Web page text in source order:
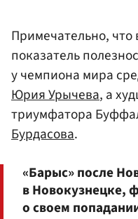
Примечательно,
показатель
у чемпиона мира
Юрия Урычева, а
триумфатора
Бурдасова.
«Барыс» после
в Новокузнецке,
о своем